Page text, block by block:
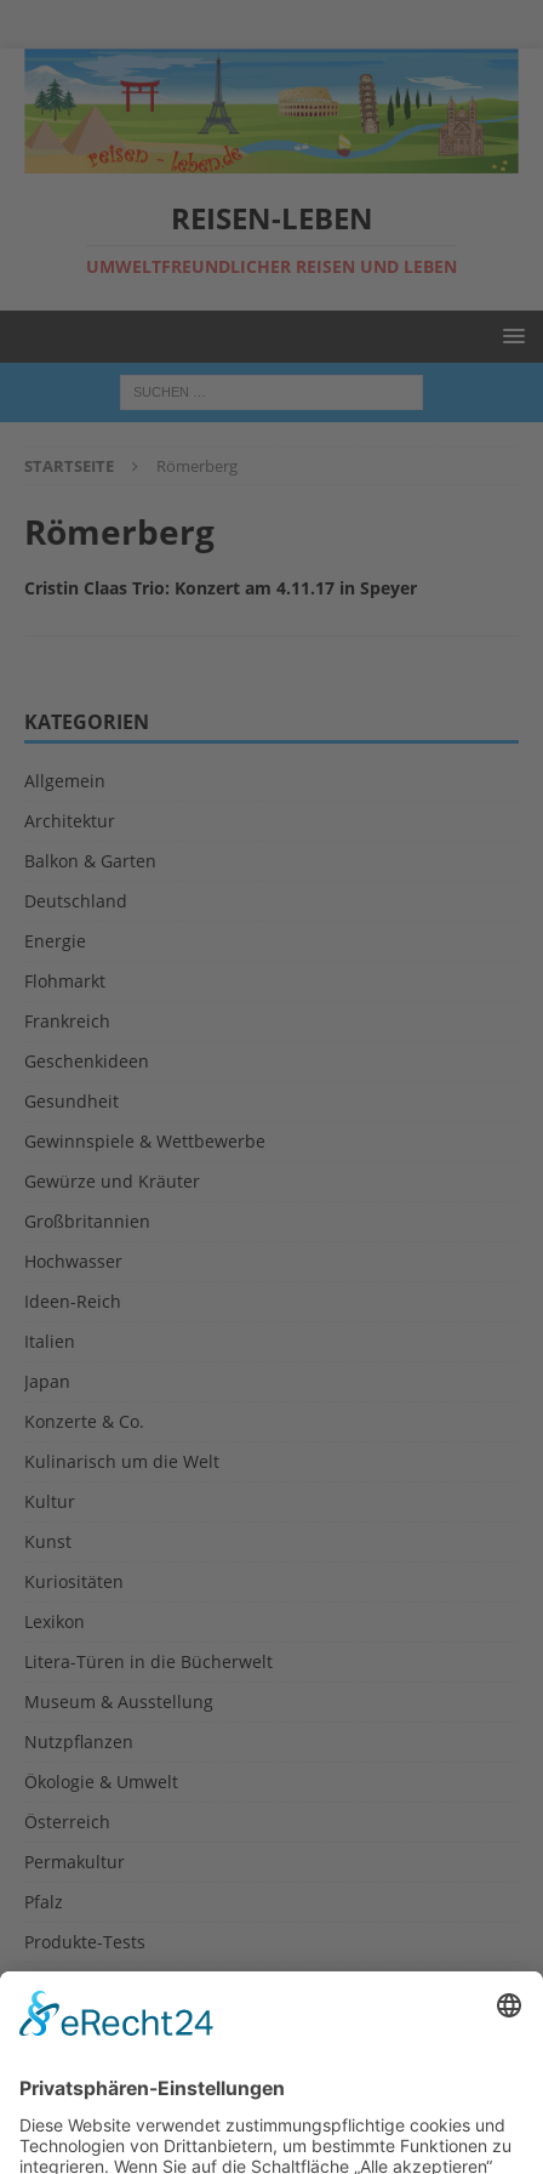
REISEN-LEBEN
UMWELTFREUNDLICHER REISEN UND LEBEN
STARTSEITE Römerberg
Römerberg
Cristin Claas Trio: Konzert am 4.11.17 in Speyer
KATEGORIEN
Allgemein
Architektur
Balkon & Garten
Deutschland
Energie
Flohmarkt
Frankreich
Geschenkideen
Gesundheit
Gewinnspiele & Wettbewerbe
Gewürze und Kräuter
Großbritannien
Hochwasser
Ideen-Reich
Italien
Japan
Konzerte & Co.
Kulinarisch um die Welt
Kultur
Kunst
Kuriositäten
Lexikon
Litera-Türen in die Bücherwelt
Museum & Ausstellung
Nutzpflanzen
Ökologie & Umwelt
Österreich
Permakultur
Pfalz
Produkte-Tests
Rezepte
Spanien
Südtirol